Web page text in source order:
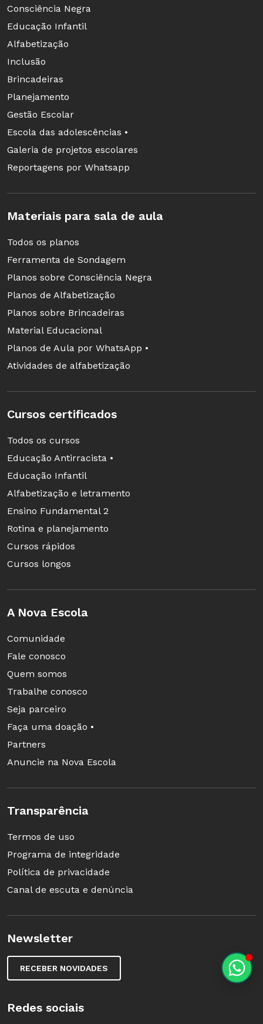
Consciência Negra
Educação Infantil
Alfabetização
Inclusão
Brincadeiras
Planejamento
Gestão Escolar
Escola das adolescências •
Galeria de projetos escolares
Reportagens por Whatsapp
Materiais para sala de aula
Todos os planos
Ferramenta de Sondagem
Planos sobre Consciência Negra
Planos de Alfabetização
Planos sobre Brincadeiras
Material Educacional
Planos de Aula por WhatsApp •
Atividades de alfabetização
Cursos certificados
Todos os cursos
Educação Antirracista •
Educação Infantil
Alfabetização e letramento
Ensino Fundamental 2
Rotina e planejamento
Cursos rápidos
Cursos longos
A Nova Escola
Comunidade
Fale conosco
Quem somos
Trabalhe conosco
Seja parceiro
Faça uma doação •
Partners
Anuncie na Nova Escola
Transparência
Termos de uso
Programa de integridade
Política de privacidade
Canal de escuta e denúncia
Newsletter
RECEBER NOVIDADES
Redes sociais